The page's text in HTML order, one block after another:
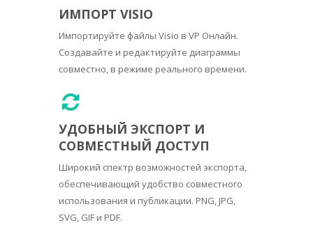
ИМПОРТ VISIO
Импортируйте файлы Visio в VP Онлайн.
Создавайте и редактируйте диаграммы
совместно, в режиме реального времени.
УДОБНЫЙ ЭКСПОРТ И
СОВМЕСТНЫЙ ДОСТУП
Широкий спектр возможностей экспорта,
обеспечивающий удобство совместного
использования и публикации. PNG, JPG,
SVG, GIF и PDF.